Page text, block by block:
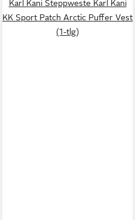
Karl Kani Steppweste Karl Kani
KK Sport Patch Arctic Puffer Vest
(1-tlg)